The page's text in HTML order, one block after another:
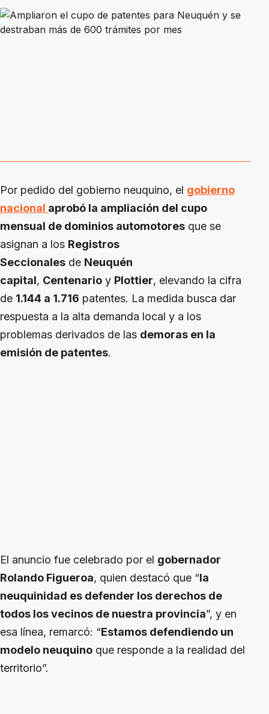
Por pedido del gobierno neuquino, el gobierno
nacional aprobó la ampliación del cupo
mensual de dominios automotores que se
asignan a los Registros
Seccionales de Neuquén
capital, Centenario y Plottier, elevando la cifra
de 1.144 a 1.716 patentes. La medida busca dar
respuesta a la alta demanda local y a los
problemas derivados de las demoras en la
emisión de patentes.
El anuncio fue celebrado por el gobernador
Rolando Figueroa, quien destacó que “la
neuquinidad es defender los derechos de
todos los vecinos de nuestra provincia”, y en
esa línea, remarcó: “Estamos defendiendo un
modelo neuquino que responde a la realidad del
territorio”.